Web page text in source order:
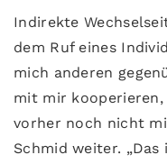
Indirekte
dem Ruf eines
mich anderen
mit mir kooperieren,
vorher noch nicht
Schmid weiter.